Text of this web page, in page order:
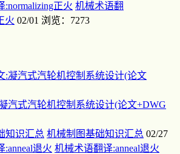
机械术语翻
火 02/01 浏览：7273
汽式汽轮机控制系统设计(论文+DWG
机械制图基础知识汇总 02/27
机械术语翻译:anneal退火